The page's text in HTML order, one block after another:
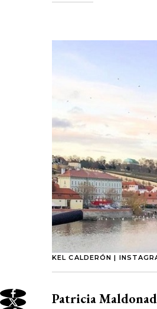
KEL CALDERÓN |
Patricia